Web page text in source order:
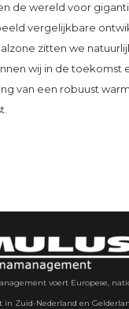
de wereld voor
vergelijkbare
zitten we
wij in de toekomst
van een robuust
voert Europese,
in Zuid-Nederland en